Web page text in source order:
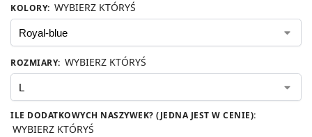
KOLORY: WYBIERZ KTÓRYŚ
ROZMIARY: WYBIERZ KTÓRYŚ
ILE DODATKOWYCH NASZYWEK? (JEDNA JEST W CENIE):
WYBIERZ KTÓRYŚ